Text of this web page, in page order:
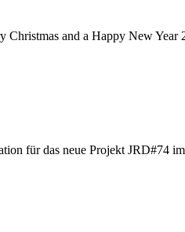
and a Happy New Year
für das neue Projekt JRD#74